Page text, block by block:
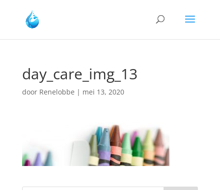
day_care_img_13
door Renelobbe | mei 13, 2020